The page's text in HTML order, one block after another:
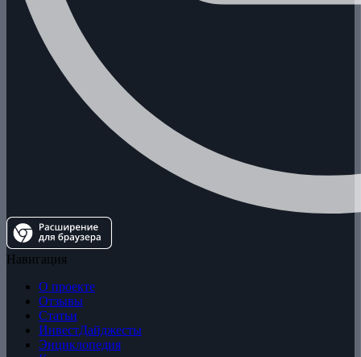
Навигация
О проекте
Отзывы
Статьи
ИнвестДайджесты
Энциклопедия